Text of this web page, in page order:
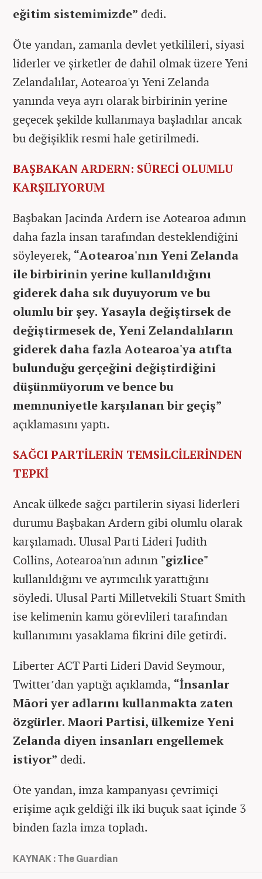
eğitim sistemimizde” dedi.
Öte yandan, zamanla devlet yetkilileri, siyasi
liderler ve şirketler de dahil olmak üzere Yeni
Zelandalılar, Aotearoa'yı Yeni Zelanda
yanında veya ayrı olarak birbirinin yerine
geçecek şekilde kullanmaya başladılar ancak
bu değişiklik resmi hale getirilmedi.
BAŞBAKAN ARDERN: SÜRECİ OLUMLU
KARŞILIYORUM
Başbakan Jacinda Ardern ise Aotearoa adının
daha fazla insan tarafından desteklendiğini
söyleyerek, “Aotearoa'nın Yeni Zelanda
ile birbirinin yerine kullanıldığını
giderek daha sık duyuyorum ve bu
olumlu bir şey. Yasayla değiştirsek de
değiştirmesek de, Yeni Zelandalıların
giderek daha fazla Aotearoa'ya atıfta
bulunduğu gerçeğini değiştirdiğini
düşünmüyorum ve bence bu
memnuniyetle karşılanan bir geçiş”
açıklamasını yaptı.
SAĞCI PARTİLERİN TEMSİLCİLERİNDEN
TEPKİ
Ancak ülkede sağcı partilerin siyasi liderleri
durumu Başbakan Ardern gibi olumlu olarak
karşılamadı. Ulusal Parti Lideri Judith
Collins, Aotearoa'nın adının "gizlice"
kullanıldığını ve ayrımcılık yarattığını
söyledi. Ulusal Parti Milletvekili Stuart Smith
ise kelimenin kamu görevlileri tarafından
kullanımını yasaklama fikrini dile getirdi.
Liberter ACT Parti Lideri David Seymour,
Twitter’dan yaptığı açıklamda, “İnsanlar
Māori yer adlarını kullanmakta zaten
özgürler. Maori Partisi, ülkemize Yeni
Zelanda diyen insanları engellemek
istiyor” dedi.
Öte yandan, imza kampanyası çevrimiçi
erişime açık geldiği ilk iki buçuk saat içinde 3
binden fazla imza topladı.
KAYNAK : The Guardian